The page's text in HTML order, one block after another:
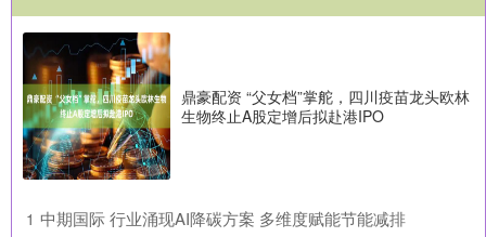
鼎豪配资 “父女档”掌舵，四川疫苗龙头欧林
生物终止A股定增后拟赴港IPO
1 ​中期国际 行业涌现AI降碳方案 多维度赋能节能减排